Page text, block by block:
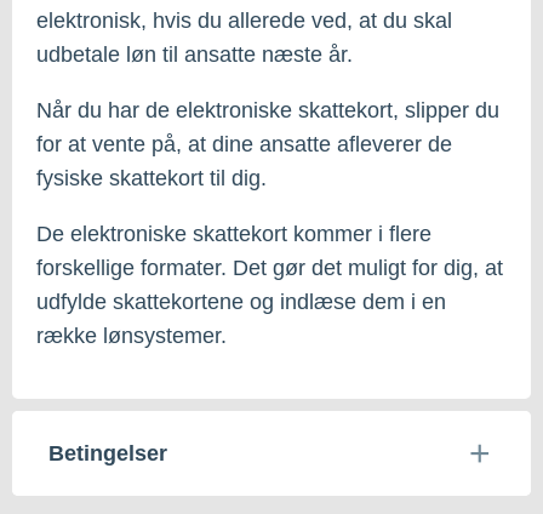
elektronisk, hvis du allerede ved, at du skal
udbetale løn til ansatte næste år.
Når du har de elektroniske skattekort, slipper du
for at vente på, at dine ansatte afleverer de
fysiske skattekort til dig.
De elektroniske skattekort kommer i flere
forskellige formater. Det gør det muligt for dig, at
udfylde skattekortene og indlæse dem i en
række lønsystemer.
Betingelser